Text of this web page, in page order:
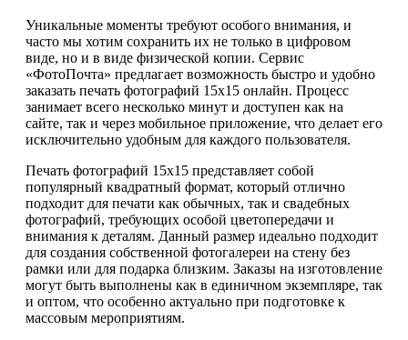
Уникальные моменты требуют особого внимания, и
часто мы хотим сохранить их не только в цифровом
виде, но и в виде физической копии. Сервис
«ФотоПочта» предлагает возможность быстро и удобно
заказать печать фотографий 15х15 онлайн. Процесс
занимает всего несколько минут и доступен как на
сайте, так и через мобильное приложение, что делает его
исключительно удобным для каждого пользователя.
Печать фотографий 15х15 представляет собой
популярный квадратный формат, который отлично
подходит для печати как обычных, так и свадебных
фотографий, требующих особой цветопередачи и
внимания к деталям. Данный размер идеально подходит
для создания собственной фотогалереи на стену без
рамки или для подарка близким. Заказы на изготовление
могут быть выполнены как в единичном экземпляре, так
и оптом, что особенно актуально при подготовке к
массовым мероприятиям.